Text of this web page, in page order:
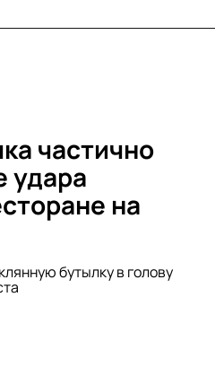
частично
удара
на
бутылку в голову